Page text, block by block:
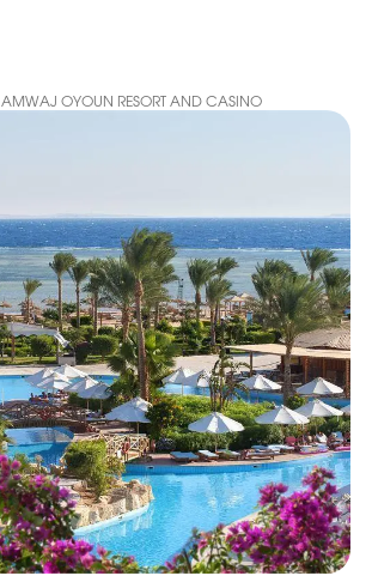
AMWAJ OYOUN RESORT AND CASINO